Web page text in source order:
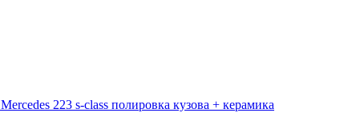
Mercedes 223 s-class полировка кузова + керамика